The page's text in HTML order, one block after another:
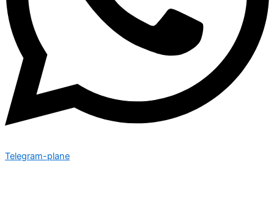
Telegram-plane